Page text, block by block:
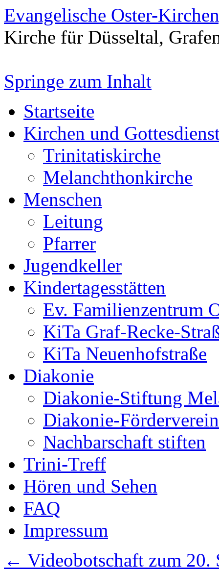
Evangelische Oster-
Kirche für Düsseltal,
Springe zum Inhalt
Startseite
Kirchen und
Trinitatiskirche
Melanchthonkirche
Menschen
Leitung
Pfarrer
Jugendkeller
Kindertagesstätten
Ev. Familienzentrum
KiTa Graf-Recke-
KiTa Neuenhofstraße
Diakonie
Diakonie-Stiftung
Diakonie-
Nachbarschaft stiften
Trini-Treff
Hören und Sehen
FAQ
Impressum
← Videobotschaft zum 20.